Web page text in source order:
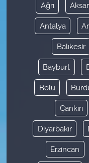
Ağrı
Antalya
Balıkesir
Bayburt
Bolu
Çankırı
Diyarbakır
Erzincan